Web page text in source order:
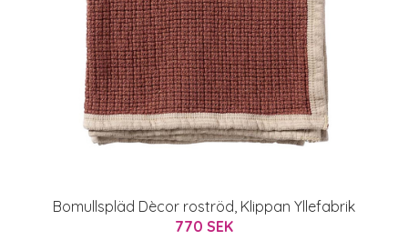
Bomullspläd Dècor roströd, Klippan Yllefabrik
770 SEK